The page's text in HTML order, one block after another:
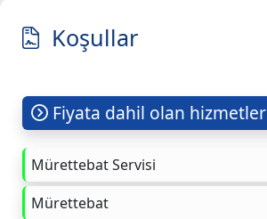
Koşullar
Fiyata dahil olan hizmetler
Mürettebat Servisi
Mürettebat